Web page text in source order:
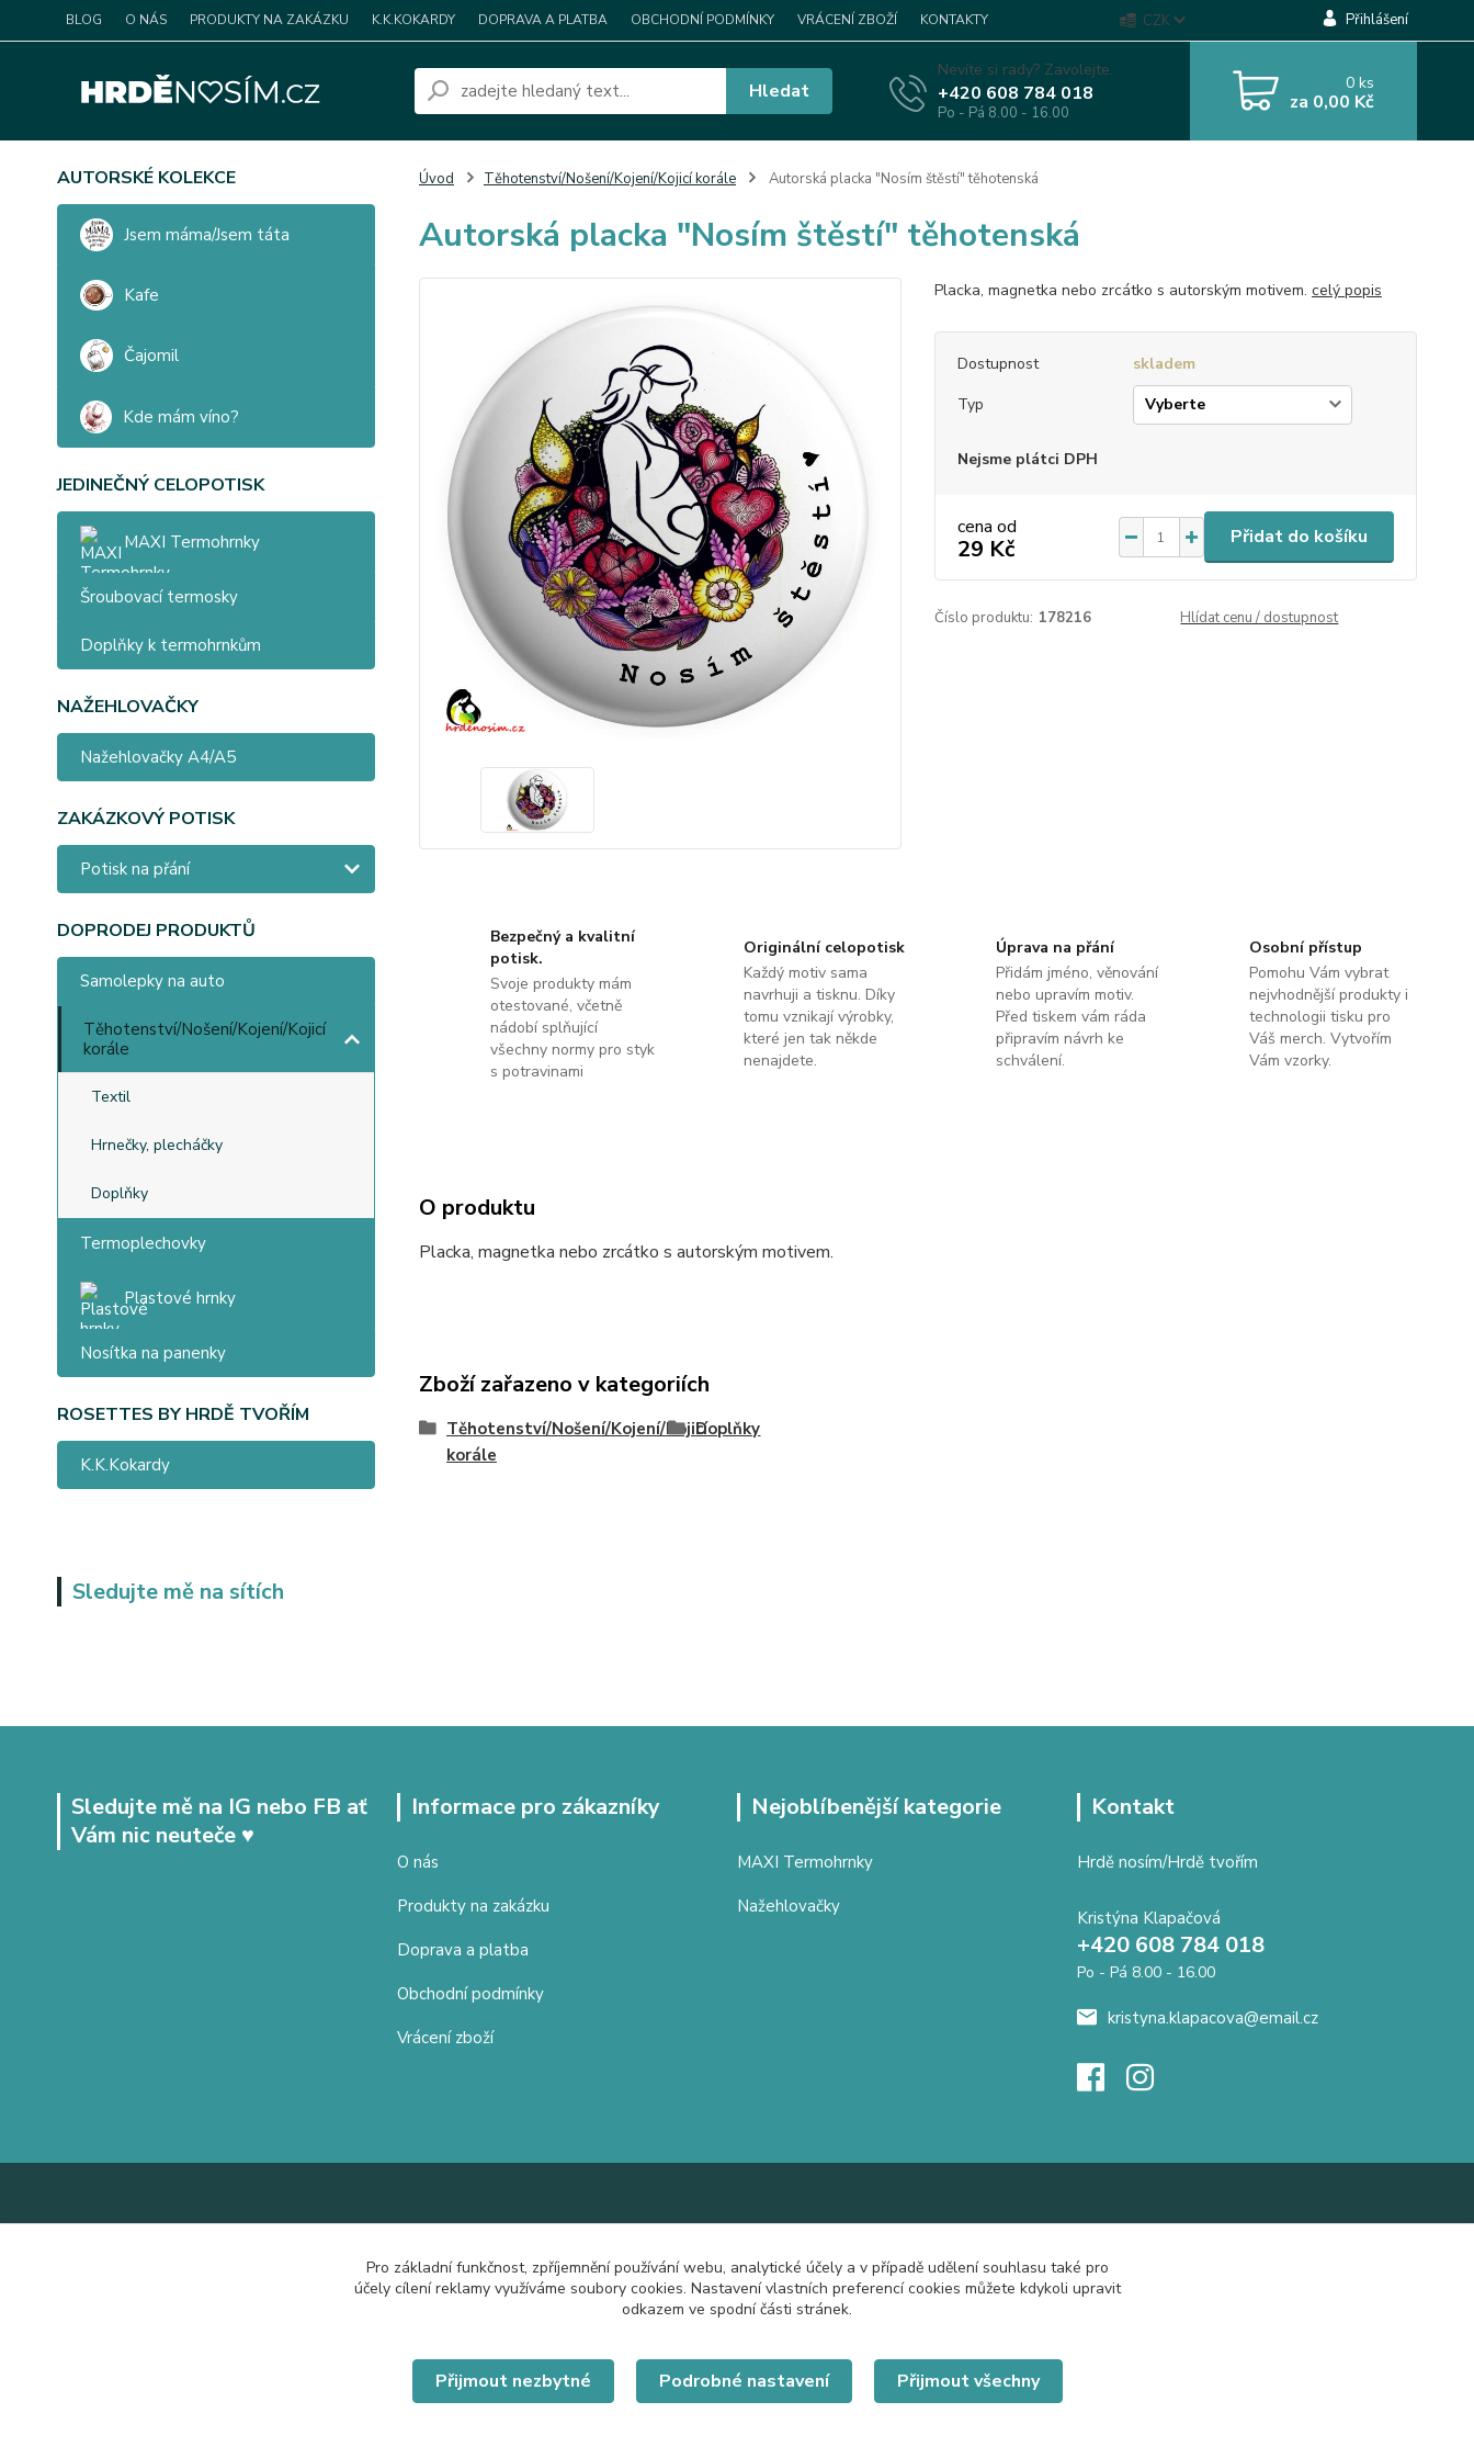
BLOG O NÁS PRODUKTY NA ZAKÁZKU K.K.KOKARDY DOPRAVA A PLATBA OBCHODNÍ PODMÍNKY VRÁCENÍ ZBOŽÍ KONTAKTY CZK Přihlášení
Hledat
Nevíte si rady? Zavolejte.
+420 608 784 018
Po - Pá 8.00 - 16.00
0ks
za 0,00 Kč
AUTORSKÉ KOLEKCE
Jsem máma/Jsem táta
Kafe
Čajomil
Kde mám víno?
JEDINEČNÝ CELOPOTISK
MAXI Termohrnky
Šroubovací termosky
Doplňky k termohrnkům
NAŽEHLOVAČKY
Nažehlovačky A4/A5
ZAKÁZKOVÝ POTISK
Potisk na přání
DOPRODEJ PRODUKTŮ
Samolepky na auto
Těhotenství/Nošení/Kojení/Kojicí
korále
Textil
Hrnečky, plecháčky
Doplňky
Termoplechovky
Plastové hrnky
Nosítka na panenky
ROSETTES BY HRDĚ TVOŘÍM
K.K.Kokardy
Sledujte mě na sítích
Úvod Těhotenství/Nošení/Kojení/Kojicí korále Autorská placka "Nosím štěstí" těhotenská
Autorská placka "Nosím štěstí" těhotenská
Placka, magnetka nebo zrcátko s autorským motivem. celý popis
Dostupnost
skladem
Typ
Nejsme plátci DPH
cena od
29 Kč Přidat do košíku
Číslo produktu: 178216 Hlídat cenu / dostupnost
Bezpečný a kvalitní
potisk.
Svoje produkty mám
otestované, včetně
nádobí splňující
všechny normy pro styk
s potravinami
Originální celopotisk
Každý motiv sama
navrhuji a tisknu. Díky
tomu vznikají výrobky,
které jen tak někde
nenajdete.
Úprava na přání
Přidám jméno, věnování
nebo upravím motiv.
Před tiskem vám ráda
připravím návrh ke
schválení.
Osobní přístup
Pomohu Vám vybrat
nejvhodnější produkty i
technologii tisku pro
Váš merch. Vytvořím
Vám vzorky.
O produktu
Placka, magnetka nebo zrcátko s autorským motivem.
Zboží zařazeno v kategoriích
Těhotenství/Nošení/Kojení/Kojicí
korále
Doplňky
Sledujte mě na IG nebo FB ať
Vám nic neuteče ♥
Informace pro zákazníky
O nás
Produkty na zakázku
Doprava a platba
Obchodní podmínky
Vrácení zboží
Nejoblíbenější kategorie
MAXI Termohrnky
Nažehlovačky
Kontakt
Hrdě nosím/Hrdě tvořím
Kristýna Klapačová
+420 608 784 018
Po - Pá 8.00 - 16.00
kristyna.klapacova@email.cz
Pro základní funkčnost, zpříjemnění používání webu, analytické účely a v případě udělení souhlasu také pro
účely cílení reklamy využíváme soubory cookies. Nastavení vlastních preferencí cookies můžete kdykoli upravit
odkazem ve spodní části stránek.
Přijmout nezbytné Podrobné nastavení Přijmout všechny